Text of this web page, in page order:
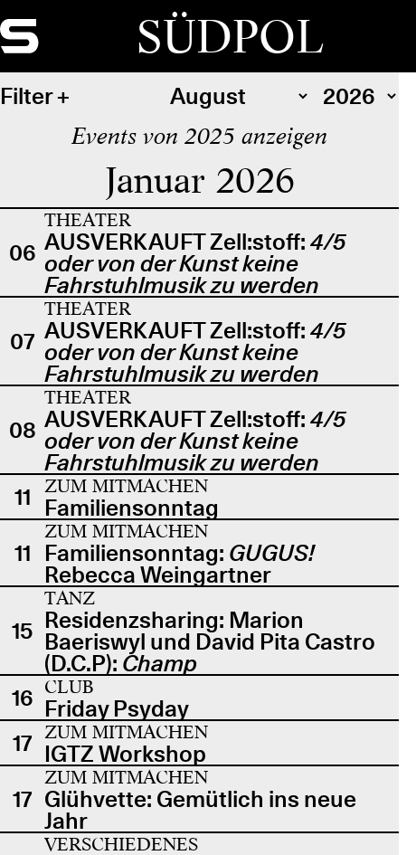
SÜDPOL
Filter
Events von 2025 anzeigen
Januar 2026
06
THEATER
AUSVERKAUFT Zell:stoff: 4/5
oder von der Kunst keine
Fahrstuhlmusik zu werden
07
THEATER
AUSVERKAUFT Zell:stoff: 4/5
oder von der Kunst keine
Fahrstuhlmusik zu werden
08
THEATER
AUSVERKAUFT Zell:stoff: 4/5
oder von der Kunst keine
Fahrstuhlmusik zu werden
11
ZUM MITMACHEN
Familiensonntag
11
ZUM MITMACHEN
Familiensonntag: GUGUS!
Rebecca Weingartner
15
TANZ
Residenzsharing: Marion
Baeriswyl und David Pita Castro
(D.C.P): Champ
16 CLUB
Friday Psyday
17 ZUM MITMACHEN
IGTZ Workshop
17
ZUM MITMACHEN
Glühvette: Gemütlich ins neue
Jahr
VERSCHIEDENES